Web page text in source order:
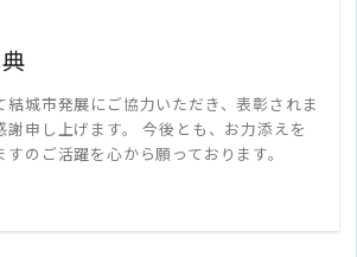
結城市発展にご協力いただき、表彰されま
謝申し上げます。 今後とも、お力添えを
のご活躍を心から願っております。